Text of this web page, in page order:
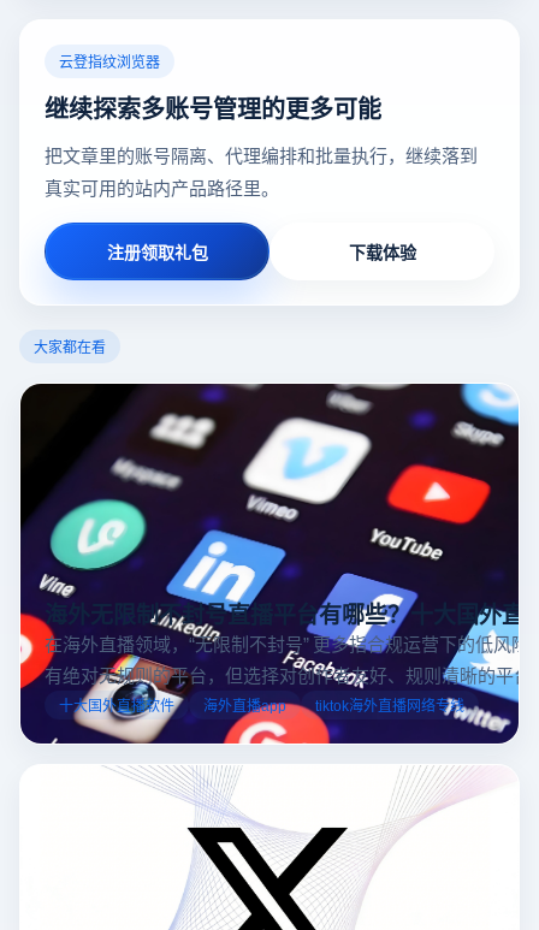
云登指纹浏览器
继续探索多账号管理的更多可能
把文章里的账号隔离、代理编排和批量执行，继续落到
真实可用的站内产品路径里。
注册领取礼包 下载体验
大家都在看
海外无限制不封号直播平台有哪些？十大国外直
在海外直播领域，“无限制不封号” 更多指合规运营下的低风
有绝对无规则的平台，但选择对创作者友好、规则清晰的平台
业工具规避风险，能显著降低封号概率。以下推荐十大国外
台，并结合云登多开浏览器的功能，详解如何安全高效运营。
十大国外直播软件 海外直播app tiktok海外直播网络专线